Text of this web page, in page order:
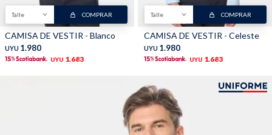
Talle COMPRAR
CAMISA DE VESTIR - Blanco
UYU 1.980
UYU 1.683
Talle COMPRAR
CAMISA DE VESTIR - Celeste
UYU 1.980
UYU 1.683
Uniformes empresariales
Juntá puntos Friends
Locales
Envíos, cambios y devoluciones